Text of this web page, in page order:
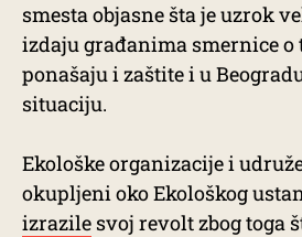
smesta objasne šta je uzrok
izdaju građanima smernice o
ponašaju i zaštite i u
situaciju.
Ekološke organizacije i
okupljeni oko Ekološkog
izrazile svoj revolt zbog toga